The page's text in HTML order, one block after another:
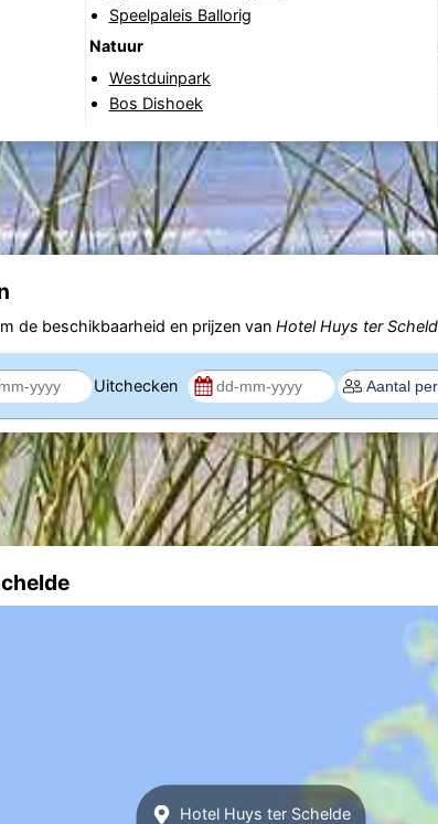
Speelpaleis Ballorig
Natuur
Westduinpark
Bos Dishoek
de beschikbaarheid en prijzen van Hotel Huys ter
Uitchecken
Hotel Huys ter Schelde